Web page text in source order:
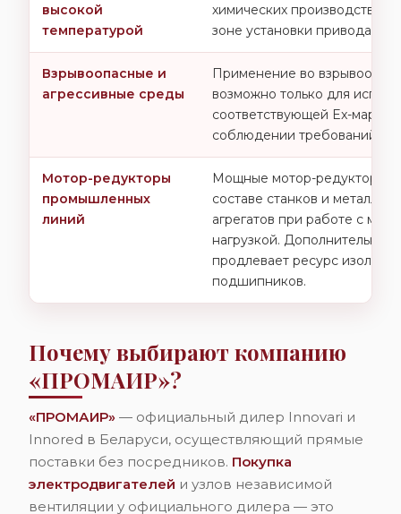
высокой
температурой
химических производств,
зоне установки привода
Взрывоопасные и
агрессивные среды
Применение во
возможно только для
соответствующей Ex-
соблюдении требований
Мотор-редукторы
промышленных
линий
Мощные мотор-редукторы
составе станков и
агрегатов при работе с
нагрузкой.
продлевает ресурс
подшипников.
Почему выбирают компанию
«ПРОМАИР»?
«ПРОМАИР» — официальный дилер Innovari и
Innored в Беларуси, осуществляющий прямые
поставки без посредников. Покупка
электродвигателей и узлов независимой
вентиляции у официального дилера — это